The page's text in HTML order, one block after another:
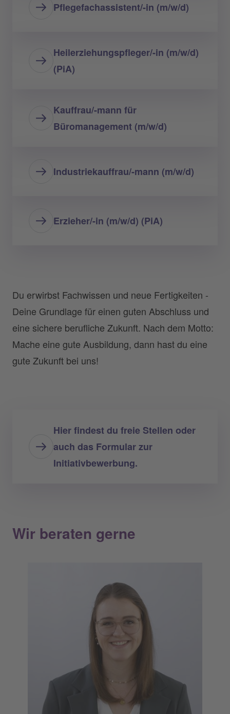
Pflegefachassistent/-in (m/w/d)
Heilerziehungspfleger/-in (m/w/d)
(PiA)
Kauffrau/-mann für
Büromanagement (m/w/d)
Industriekauffrau/-mann (m/w/d)
Erzieher/-in (m/w/d) (PiA)
Du erwirbst Fachwissen und neue Fertigkeiten -
Deine Grundlage für einen guten Abschluss und
eine sichere berufliche Zukunft. Nach dem Motto:
Mache eine gute Ausbildung, dann hast du eine
gute Zukunft bei uns!
Hier findest du freie Stellen oder
auch das Formular zur
Initiativbewerbung.
Wir beraten gerne